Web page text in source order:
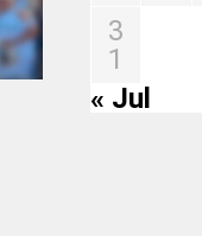
3
1
« Jul